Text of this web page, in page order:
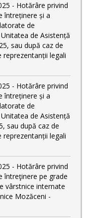
- Hotărâre privind
întreținere și a
de
de Asistență
sau după caz de
legali
- Hotărâre privind
întreținere și a
de
de Asistență
sau după caz de
legali
- Hotărâre privind
întreţinere pe grade
vârstnice internate
Mozăceni -